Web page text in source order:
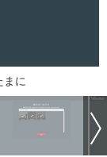
まに